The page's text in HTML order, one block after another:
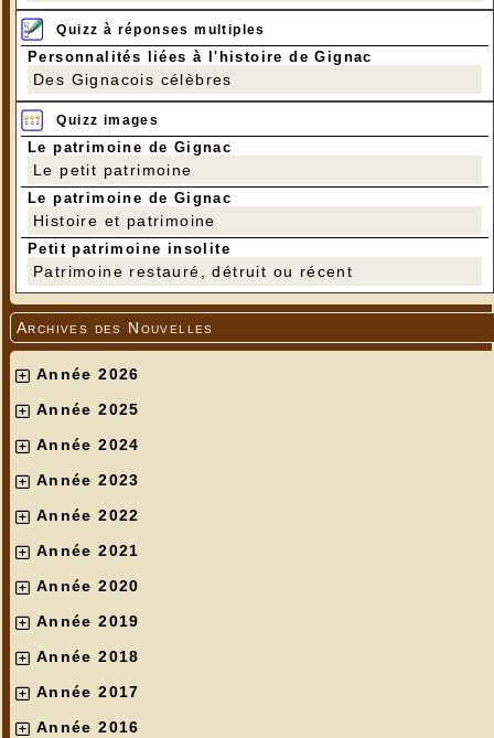
Quizz à réponses multiples
Personnalités liées à l'histoire de Gignac
Des Gignacois célèbres
Quizz images
Le patrimoine de Gignac
Le petit patrimoine
Le patrimoine de Gignac
Histoire et patrimoine
Petit patrimoine insolite
Patrimoine restauré, détruit ou récent
Archives des Nouvelles
Année 2026
Année 2025
Année 2024
Année 2023
Année 2022
Année 2021
Année 2020
Année 2019
Année 2018
Année 2017
Année 2016
Béatrice
---